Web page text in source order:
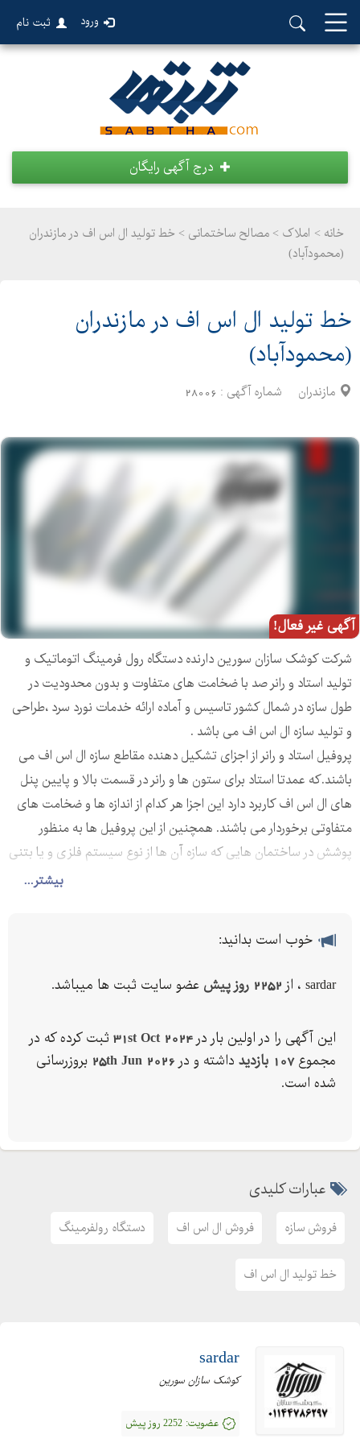
ورود ثبت نام
درج آگهی رایگان
خانه > املاک > مصالح ساختمانی > خط تولید ال اس اف در مازندران
(محمودآباد)
خط تولید ال اس اف در مازندران
(محمودآباد)
مازندران شماره آگهی : 28006
آگهی غیر فعال!
بیشتر...
شرکت کوشک سازان سورین دارنده دستگاه رول فرمینگ اتوماتیک و
تولید استاد و رانر صد با ضخامت های متفاوت و بدون محدودیت در
طول سازه در شمال کشور تاسیس و آماده ارائه خدمات نورد سرد ،طراحی
و تولید سازه ال اس اف می باشد .
پروفیل استاد و رانر از اجزای تشکیل دهنده مقاطع سازه ال اس اف می
باشند.که عمدتا استاد برای ستون ها و رانر در قسمت بالا و پایین پنل
های ال اس اف کاربرد دارد این اجزا هر کدام از اندازه ها و ضخامت های
متفاوتی برخوردار می باشند. همچنین از این پروفیل ها به منظور
پوشش در ساختمان هایی که سازه آن ها از نوع سیستم فلزی و یا بتنی
می باشد و با سیستم درای وال و یا دیوار خشک کار شده نیز استفاده می
سازه رانر – پروفیلU
این نوع از سازه ها به صورت افقی و در بالا و پایین استادها قرار می
گیرند و به عنوان ریل های محل حرکت و جابه جایی استاد ها(ستون)
باز شو ها همچون در و پنجره و دریچه ها اشاره کرد.
سازه استاد– پروفیل C
شد همچنین از آن به عنوان تکیه گاه برای محل بازشو در و پنجره های
گسترش سبک سازی در صنعت ساختمان تاسیس شده است. شما می
و این سازه را در بالاترین کیفیت خریداری کنید.
تولید استاد رانر
کارخانه تولید استاد رانر
خوب است بدانید:
sardar ، از 2252 روز پیش عضو سایت ثبت ها میباشد.
این آگهی را در اولین بار در 31st Oct 2024 ثبت کرده که در
مجموع107 بازدید داشته و در 25th Jun 2026 بروزرسانی
شده است.
عبارات کلیدی
فروش سازه فروش ال اس اف دستگاه رولفرمینگ
خط تولید ال اس اف
sardar
کوشک سازان سورین
عضویت: 2252 روز پیش